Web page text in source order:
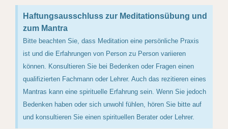
Haftungsausschluss zur Meditationsübung und
zum Mantra
Bitte beachten Sie, dass Meditation eine persönliche Praxis
ist und die Erfahrungen von Person zu Person variieren
können. Konsultieren Sie bei Bedenken oder Fragen einen
qualifizierten Fachmann oder Lehrer. Auch das rezitieren eines
Mantras kann eine spirituelle Erfahrung sein. Wenn Sie jedoch
Bedenken haben oder sich unwohl fühlen, hören Sie bitte auf
und konsultieren Sie einen spirituellen Berater oder Lehrer.